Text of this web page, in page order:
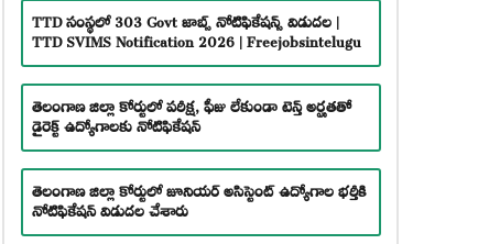
TTD సంస్థలో 303 Govt జాబ్స్ నోటిఫికేషన్స్ విడుదల |
TTD SVIMS Notification 2026 | Freejobsintelugu
తెలంగాణ జిల్లా కోర్టులో పరీక్ష, ఫీజు లేకుండా టెన్త్ అర్హతతో
డైరెక్ట్ ఉద్యోగాలకు నోటిఫికేషన్
తెలంగాణ జిల్లా కోర్టులో జూనియర్ అసిస్టెంట్ ఉద్యోగాల భర్తీకి
నోటిఫికేషన్ విడుదల చేశారు